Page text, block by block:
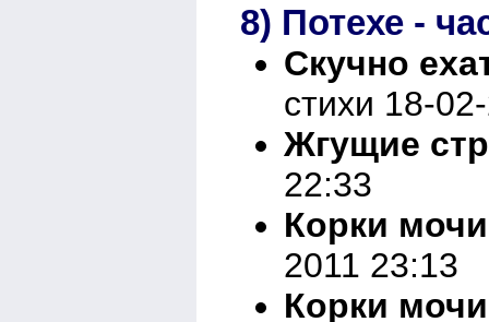
8) Потехе -
Скучно
стихи 18-
Жгущие
22:33
Корки
2011 23:13
Корки